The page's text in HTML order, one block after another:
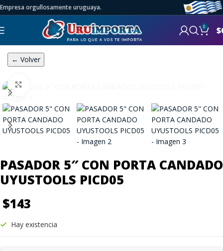
Empresa orgullosamente uruguaya.
0 $
← Volver
PASADOR 5″ CON PORTA CANDADO
UYUSTOOLS PICD05
$143
Hay existencia